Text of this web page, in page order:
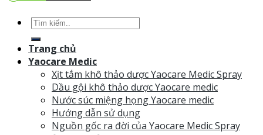
Trang chủ
Yaocare Medic
Xịt tắm khô thảo dược Yaocare Medic Spray
Dầu gội khô thảo dược Yaocare medic
Nước súc miệng họng Yaocare medic
Hướng dẫn sử dụng
Nguồn gốc ra đời của Yaocare Medic Spray